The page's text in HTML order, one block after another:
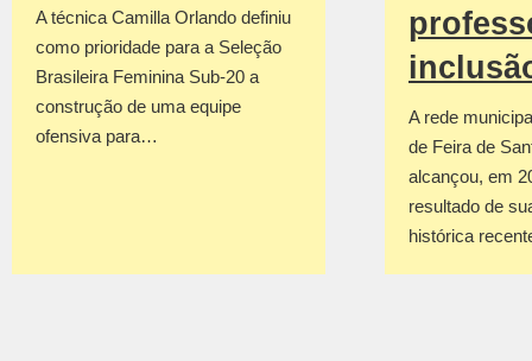
A técnica Camilla Orlando definiu
como prioridade para a Seleção
Brasileira Feminina Sub-20 a
construção de uma equipe
ofensiva para…
A rede
de Feira de
alcançou, em
resultado de
histórica